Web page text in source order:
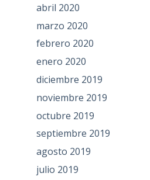
abril 2020
marzo 2020
febrero 2020
enero 2020
diciembre 2019
noviembre 2019
octubre 2019
septiembre 2019
agosto 2019
julio 2019